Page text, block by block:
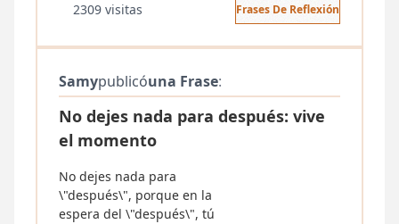
2309 visitas
Frases De Reflexión
Samypublicóuna Frase:
No dejes nada para después: vive
el momento
No dejes nada para
\"después\", porque en la
espera del \"después\", tú